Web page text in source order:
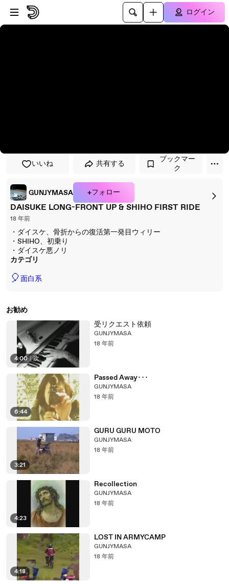
プレイヤーにスキップ
メインコンテンツにスキップ
ログイン
いいね 共有する
ブックマー
ク
GUNJYMASA +フォロー
DAISUKE LONG-FRONT UP & SHIHO FIRST RIDE
18 年前
・ダイスケ、骨折からの復活第一発目ウィリー
・SHIHO、初乗り
・ダイスケ悪ノリ
カテゴリ
🎈面白系
お勧め
4:00 | 次
受リクエスト依頼
GUNJYMASA
18 年前
6:44
Passed Away･･･
GUNJYMASA
18 年前
3:21
GURU GURU MOTO
GUNJYMASA
18 年前
4:23
Recollection
GUNJYMASA
18 年前
4:18
LOST IN ARMYCAMP
GUNJYMASA
18 年前